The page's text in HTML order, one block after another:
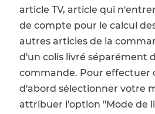
article TV, article qui
de compte pour le calcul
autres articles de la
d'un colis livré séparément
commande. Pour effectuer
d'abord sélectionner votre
attribuer l'option "Mode de